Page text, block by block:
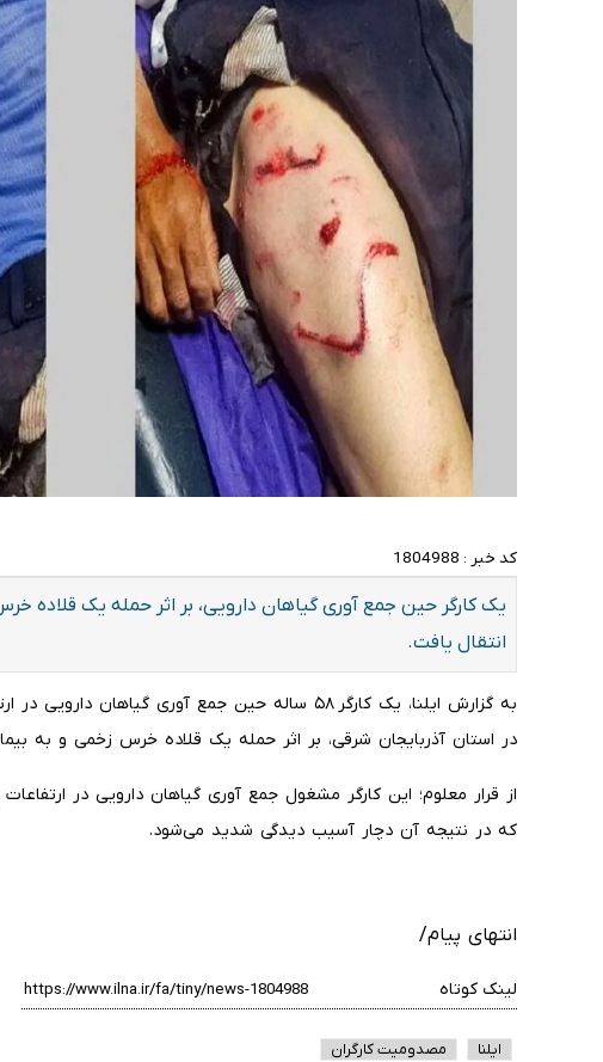
کد خبر : 1804988
یک کارگر حین جمع آوری گیاهان دارویی، بر اثر حمله یک
انتقال یافت.
به گزارش ایلنا، یک کارگر ۵۸ ساله حین جمع آوری
در استان آذربایجان شرقی، بر اثر حمله یک قلاده خرس زخمی و به
از قرار معلوم؛ این کارگر مشغول جمع آوری گیاهان دارویی در
که در نتیجه آن دچار آسیب دیدگی شدید می‌شود.
انتهای پیام/
لینک کوتاه
ایلنا مصدومیت کارگران